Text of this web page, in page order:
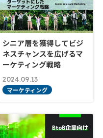
シニア層を獲得してビジ
ネスチャンスを広げるマ
ーケティング戦略
2024.09.13
マーケティング